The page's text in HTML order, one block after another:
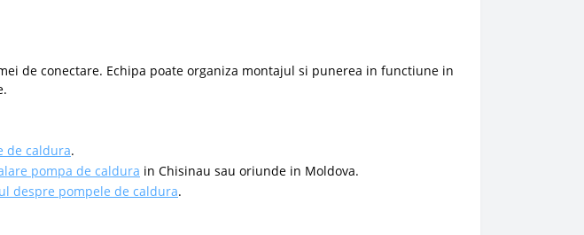
de conectare. Echipa poate organiza montajul si punerea in functiune in
de caldura.
pompa de caldura in Chisinau sau oriunde in Moldova.
despre pompele de caldura.